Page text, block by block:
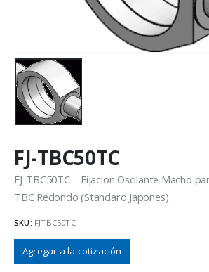
FJ-TBC50TC
FJ-TBC50TC – Fijacion Oscilante Macho
TBC Redondo (Standard Japones)
SKU: FJTBC50TC
Agregar a la cotización